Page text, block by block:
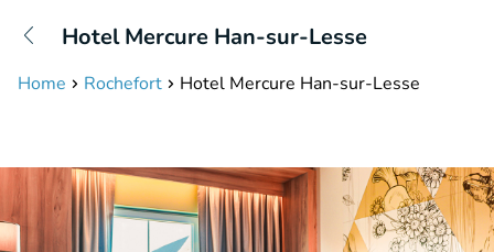
Disponible jusqu'à 23:00 heures
Hotel Mercure Han-sur-Lesse
Home Rochefort Hotel Mercure Han-sur-Lesse